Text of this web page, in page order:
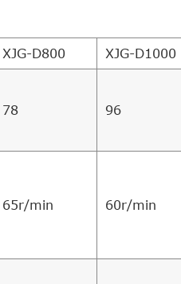
XJG-D800 XJG-D1000
78 96
65r/min 60r/min